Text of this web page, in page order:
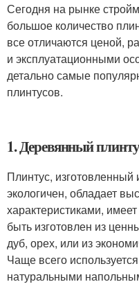
Сегодня на рынке
большое количество
все отличаются ценой,
и эксплуатационными
детально самые
плинтусов.
1. Деревянный
Плинтус,
экологичен, обладает
характеристиками,
быть изготовлен из
дуб, орех, или из
Чаще всего
натуральными